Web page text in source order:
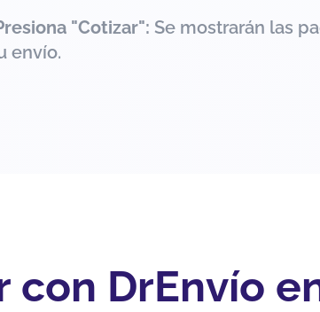
"Cotizar": Se mostrarán las
envío.
con DrEnvío